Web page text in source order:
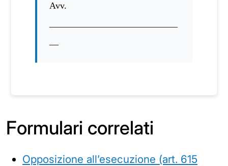
Avv.
Formulari correlati
Opposizione all’esecuzione (art. 615